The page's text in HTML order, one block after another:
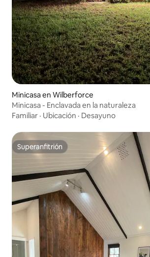
Minicasa en Wilberforce
Minicasa - Enclavada en la naturaleza
Familiar · Ubicación · Desayuno
Superanfitrión
Superanfitrión